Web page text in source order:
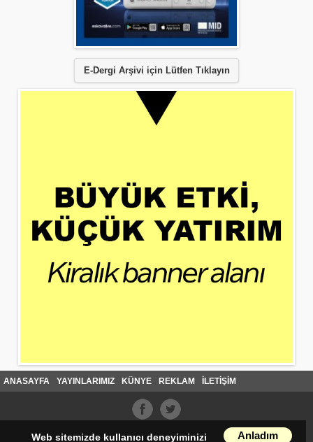
E-Dergi Arşivi için Lütfen Tıklayın
Anladım
Web sitemizde kullanıcı deneyiminizi
ANASAYFA YAYINLARIMIZ KÜNYE REKLAM İLETİŞİM